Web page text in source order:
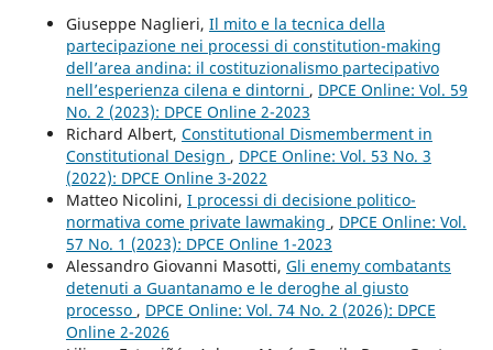
Giuseppe Naglieri, Il mito e la tecnica della
partecipazione nei processi di constitution-making
dell’area andina: il costituzionalismo partecipativo
nell’esperienza cilena e dintorni , DPCE Online: Vol. 59
No. 2 (2023): DPCE Online 2-2023
Richard Albert, Constitutional Dismemberment in
Constitutional Design , DPCE Online: Vol. 53 No. 3
(2022): DPCE Online 3-2022
Matteo Nicolini, I processi di decisione politico-
normativa come private lawmaking , DPCE Online: Vol.
57 No. 1 (2023): DPCE Online 1-2023
Alessandro Giovanni Masotti, Gli enemy combatants
detenuti a Guantanamo e le deroghe al giusto
processo , DPCE Online: Vol. 74 No. 2 (2026): DPCE
Online 2-2026